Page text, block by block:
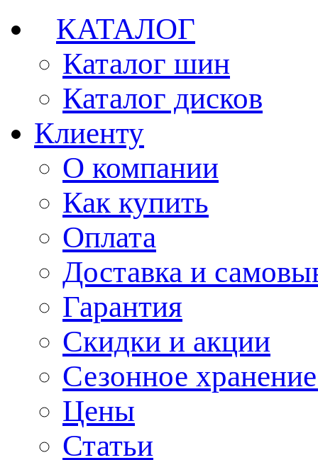
КАТАЛОГ
Каталог шин
Каталог дисков
Клиенту
О компании
Как купить
Оплата
Доставка и
Гарантия
Скидки и акции
Сезонное
Цены
Статьи